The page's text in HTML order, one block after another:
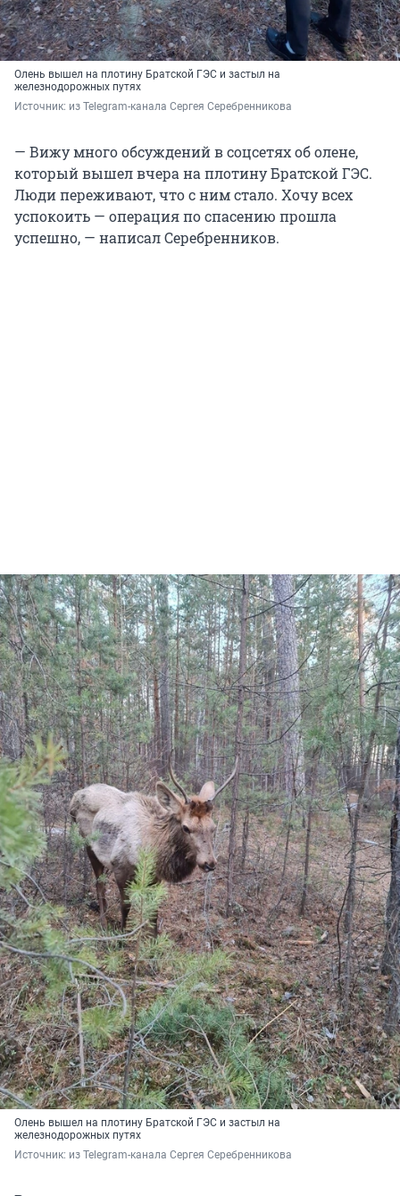
Олень вышел на плотину Братской ГЭС и застыл на
железнодорожных путях
Источник: из Telegram-канала Сергея Серебренникова
— Вижу много обсуждений в соцсетях об олене,
который вышел вчера на плотину Братской ГЭС.
Люди переживают, что с ним стало. Хочу всех
успокоить — операция по спасению прошла
успешно, — написал Серебренников.
Олень вышел на плотину Братской ГЭС и застыл на
железнодорожных путях
Источник: из Telegram-канала Сергея Серебренникова